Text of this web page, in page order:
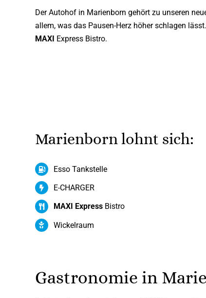
Der Autohof in Marienborn gehört zu unseren
allem, was das Pausen-Herz höher schlagen
MAXI Express Bistro.
Marienborn lohnt sich:
Esso Tankstelle
E-CHARGER
MAXI Express Bistro
Wickelraum
Gastronomie in